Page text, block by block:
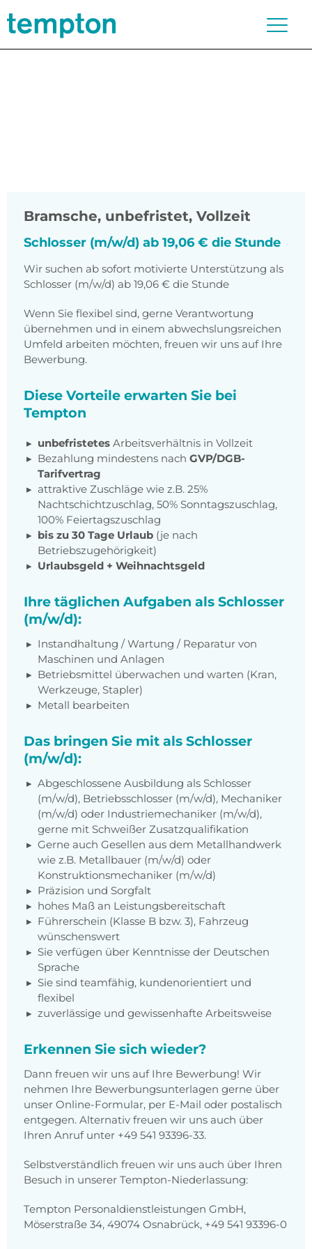
Bramsche, unbefristet, Vollzeit
Schlosser (m/w/d) ab 19,06 € die Stunde
Wir suchen ab sofort motivierte Unterstützung als
Schlosser (m/w/d) ab 19,06 € die Stunde
Wenn Sie flexibel sind, gerne Verantwortung
übernehmen und in einem abwechslungsreichen
Umfeld arbeiten möchten, freuen wir uns auf Ihre
Bewerbung.
Diese Vorteile erwarten Sie bei
Tempton
unbefristetes Arbeitsverhältnis in Vollzeit
Bezahlung mindestens nach GVP/DGB-
Tarifvertrag
attraktive Zuschläge wie z.B. 25%
Nachtschichtzuschlag, 50% Sonntagszuschlag,
100% Feiertagszuschlag
bis zu 30 Tage Urlaub (je nach
Betriebszugehörigkeit)
Urlaubsgeld + Weihnachtsgeld
Ihre täglichen Aufgaben als Schlosser
(m/w/d):
Instandhaltung / Wartung / Reparatur von
Maschinen und Anlagen
Betriebsmittel überwachen und warten (Kran,
Werkzeuge, Stapler)
Metall bearbeiten
Das bringen Sie mit als Schlosser
(m/w/d):
Abgeschlossene Ausbildung als Schlosser
(m/w/d), Betriebsschlosser (m/w/d), Mechaniker
(m/w/d) oder Industriemechaniker (m/w/d),
gerne mit Schweißer Zusatzqualifikation
Gerne auch Gesellen aus dem Metallhandwerk
wie z.B. Metallbauer (m/w/d) oder
Konstruktionsmechaniker (m/w/d)
Präzision und Sorgfalt
hohes Maß an Leistungsbereitschaft
Führerschein (Klasse B bzw. 3), Fahrzeug
wünschenswert
Sie verfügen über Kenntnisse der Deutschen
Sprache
Sie sind teamfähig, kundenorientiert und
flexibel
zuverlässige und gewissenhafte Arbeitsweise
Erkennen Sie sich wieder?
Dann freuen wir uns auf Ihre Bewerbung! Wir
nehmen Ihre Bewerbungsunterlagen gerne über
unser Online-Formular, per E-Mail oder postalisch
entgegen. Alternativ freuen wir uns auch über
Ihren Anruf unter +49 541 93396-33.
Selbstverständlich freuen wir uns auch über Ihren
Besuch in unserer Tempton-Niederlassung:
Tempton Personaldienstleistungen GmbH,
Möserstraße 34, 49074 Osnabrück, +49 541 93396-0